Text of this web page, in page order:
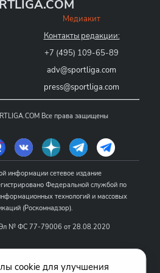
Медиакит
Контакты редакции:
+7 (495) 109-65-89
adv@sportliga.com
press@sportliga.com
Все права защищены
информации сетевое издание
Федеральной службой по
технологий и массовых
(Роскомнадзор).
Эл № ФС 77-79006 от 28.08.2020
- www.sportliga.com
"www.sportliga.com": ИП Чамин
cookie для улучшения